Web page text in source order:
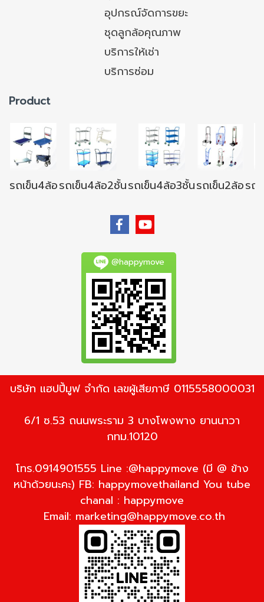
อุปกรณ์จัดการขยะ
ชุดลูกล้อคุณภาพ
บริการให้เช่า
บริการซ่อม
Product
รถเข็น4ล้อรถเข็น4ล้อ2ชั้นรถเข็น4ล้อ3ชั้นรถเข็น2ล้อรถ
@happymove
บริษัท แฮปปี้มูฟ จำกัด เลขผู้เสียภาษี 0115558000031
6/1 ซ.53 ถนนพระราม 3 บางโพงพาง ยานนาวา
กทม.10120
โทร.0914901555 Line :@happymove (มี @ ข้าง
หน้าด้วยนะคะ) FB: happymovethailand You tube
chanal : happymove
Email: marketing@happymove.co.th